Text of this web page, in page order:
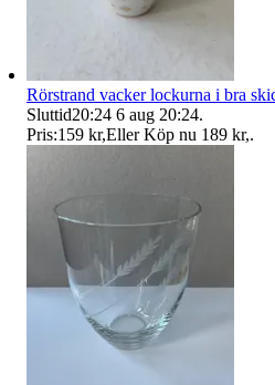
Rörstrand vacker lockurna i bra
Sluttid20:24 6 aug 20:24.
Pris:159 kr,Eller Köp nu 189 kr,.